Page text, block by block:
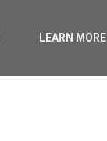
LEARN MORE